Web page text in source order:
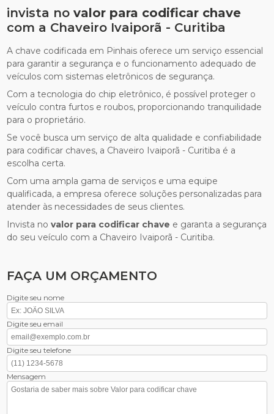
invista novalor para codificar chave
com a Chaveiro Ivaiporã - Curitiba
A chave codificada em Pinhais oferece um serviço essencial
para garantir a segurança e o funcionamento adequado de
veículos com sistemas eletrônicos de segurança.
Com a tecnologia do chip eletrônico, é possível proteger o
veículo contra furtos e roubos, proporcionando tranquilidade
para o proprietário.
Se você busca um serviço de alta qualidade e confiabilidade
para codificar chaves, a Chaveiro Ivaiporã - Curitiba é a
escolha certa.
Com uma ampla gama de serviços e uma equipe
qualificada, a empresa oferece soluções personalizadas para
atender às necessidades de seus clientes.
Invista novalor para codificar chave e garanta a segurança
do seu veículo com a Chaveiro Ivaiporã - Curitiba.
FAÇA UM ORÇAMENTO
Digite seu nome
Digite seu email
Digite seu telefone
Mensagem